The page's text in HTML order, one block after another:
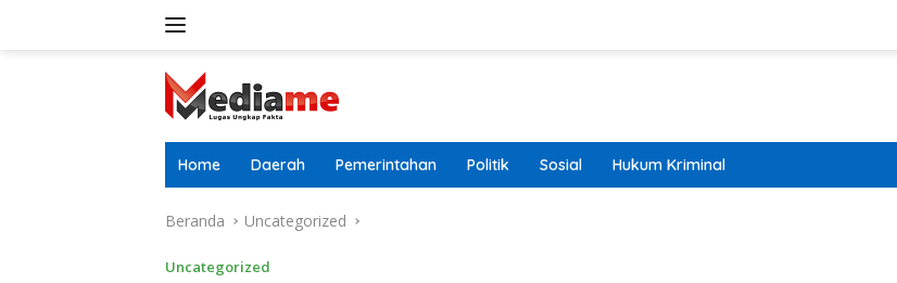
Home Daerah Pemerintahan Politik Sosial Hukum Kriminal
Beranda Uncategorized
Uncategorized